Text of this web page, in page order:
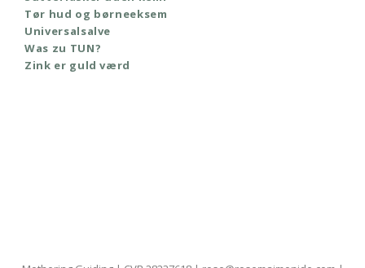
Tør hud og børneeksem
Universalsalve
Was zu TUN?
Zink er guld værd